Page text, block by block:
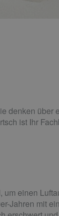
denken über
ist Ihr
einen
Jahren mit